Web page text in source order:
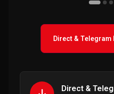
Direct & Telegram
Direct &